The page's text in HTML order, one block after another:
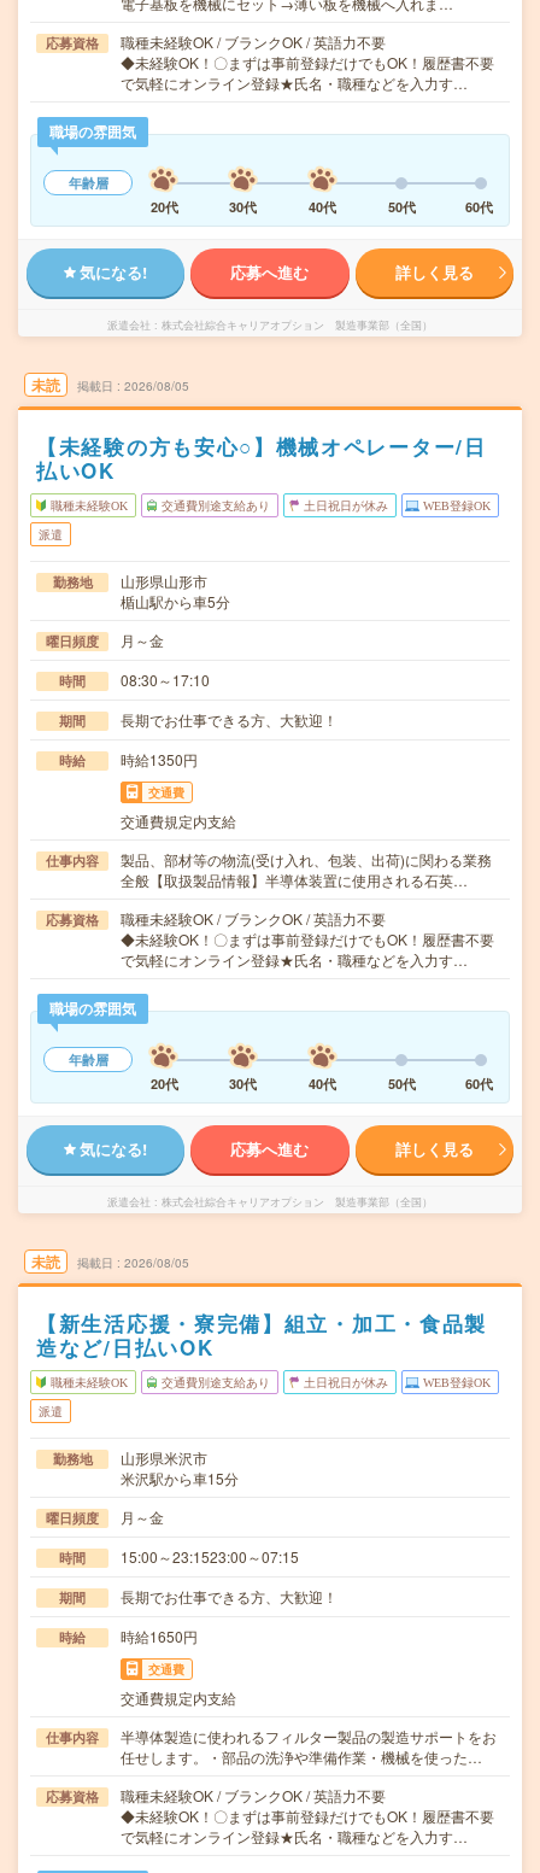
応募資格
職種未経験OK / ブランクOK / 英語力不要
◆未経験OK！〇まずは事前登録だけでもOK！履歴書不要
で気軽にオンライン登録★氏名・職種などを入力す…
職場の雰囲気
年齢層
20代
30代 40代 50代 60代
気になる! 応募へ進む 詳しく見る
派遣会社 株式会社綜合キャリアオプション 製造事業部（全国）
未読 掲載日 2026/08/05
【未経験の方も安心○】機械オペレーター/日
払いOK
職種未経験OK 交通費別途支給あり 土日祝日が休み WEB登録OK
派遣
勤務地
山形県山形市
楯山駅から車5分
曜日頻度 月～金
時間 08:30～17:10
期間 長期でお仕事できる方、大歓迎！
時給 時給1350円
交通費
交通費規定内支給
仕事内容
製品、部材等の物流(受け入れ、包装、出荷)に関わる業務
全般【取扱製品情報】半導体装置に使用される石英…
応募資格
職種未経験OK / ブランクOK / 英語力不要
◆未経験OK！〇まずは事前登録だけでもOK！履歴書不要
で気軽にオンライン登録★氏名・職種などを入力す…
職場の雰囲気
年齢層
20代
30代 40代 50代 60代
気になる! 応募へ進む 詳しく見る
派遣会社 株式会社綜合キャリアオプション 製造事業部（全国）
未読 掲載日 2026/08/05
【新生活応援・寮完備】組立・加工・食品製
造など/日払いOK
職種未経験OK 交通費別途支給あり 土日祝日が休み WEB登録OK
派遣
勤務地
山形県米沢市
米沢駅から車15分
曜日頻度 月～金
時間 15:00～23:1523:00～07:15
期間 長期でお仕事できる方、大歓迎！
時給 時給1650円
交通費
交通費規定内支給
仕事内容
半導体製造に使われるフィルター製品の製造サポートをお
任せします。・部品の洗浄や準備作業・機械を使った…
応募資格
職種未経験OK / ブランクOK / 英語力不要
◆未経験OK！〇まずは事前登録だけでもOK！履歴書不要
で気軽にオンライン登録★氏名・職種などを入力す…